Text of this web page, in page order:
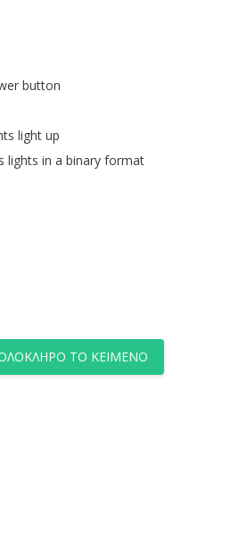
button
light up
lights in a binary format
ΤΟ ΚΕΊΜΕΝΟ